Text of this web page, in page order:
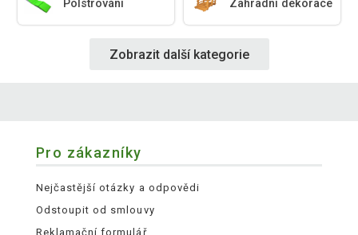
Polstrování Zahradní dekorace
Zobrazit další kategorie
Pro zákazníky
Nejčastější otázky a odpovědi
Odstoupit od smlouvy
Reklamační formulář